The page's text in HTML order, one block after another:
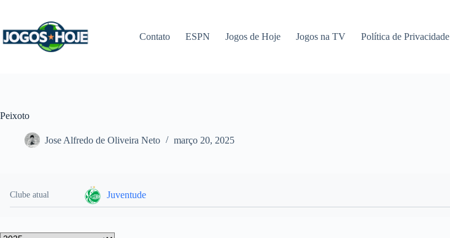
conteúdo
Contato ESPN Jogos de Hoje Jogos na TV Política de Privacidade
Peixoto
Jose Alfredo de Oliveira Neto março 20, 2025
Clube atual Juventude